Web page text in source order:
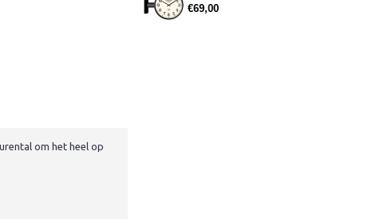
€69,00
om het heel op